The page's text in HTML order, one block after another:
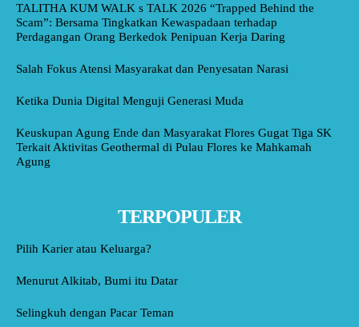
TALITHA KUM WALK s TALK 2026 “Trapped Behind the
Scam”: Bersama Tingkatkan Kewaspadaan terhadap
Perdagangan Orang Berkedok Penipuan Kerja Daring
Salah Fokus Atensi Masyarakat dan Penyesatan Narasi
Ketika Dunia Digital Menguji Generasi Muda
Keuskupan Agung Ende dan Masyarakat Flores Gugat Tiga SK
Terkait Aktivitas Geothermal di Pulau Flores ke Mahkamah
Agung
TERPOPULER
Pilih Karier atau Keluarga?
Menurut Alkitab, Bumi itu Datar
Selingkuh dengan Pacar Teman